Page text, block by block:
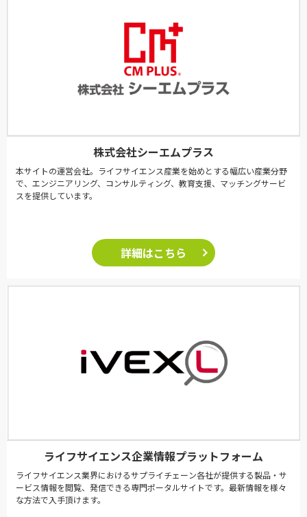
株式会社シーエムプラス
本サイトの運営会社。ライフサイエンス産業を始めとする幅広い産業分野
で、エンジニアリング、コンサルティング、教育支援、マッチングサービ
スを提供しています。
詳細はこちら
ライフサイエンス企業情報プラットフォーム
ライフサイエンス業界におけるサプライチェーン各社が提供する製品・サ
ービス情報を閲覧、発信できる専門ポータルサイトです。最新情報を様々
な方法で入手頂けます。